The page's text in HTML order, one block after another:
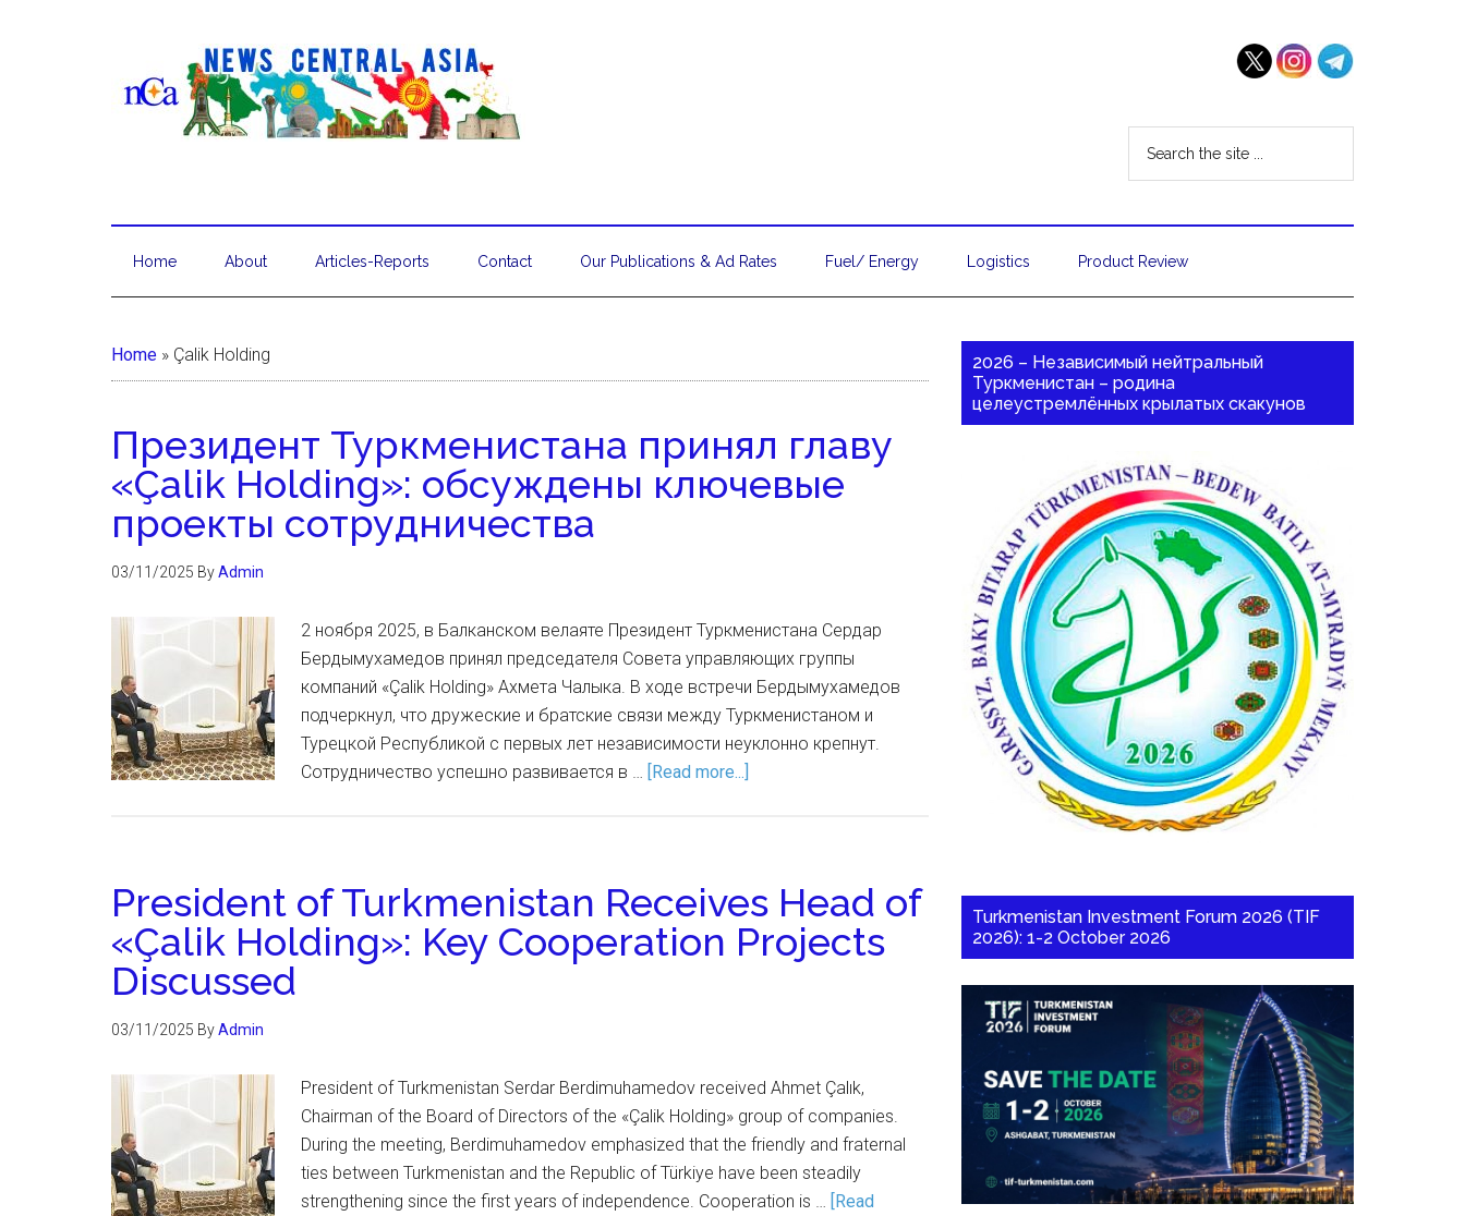
Home About Articles-Reports Contact Our Publications & Ad Rates Fuel/ Energy Logistics Product Review
Home » Çalik Holding
Президент Туркменистана принял главу
«Çalik Holding»: обсуждены ключевые
проекты сотрудничества
03/11/2025 ByAdmin
2 ноября 2025, в Балканском велаяте Президент Туркменистана Сердар
Бердымухамедов принял председателя Совета управляющих группы
компаний «Çalik Holding» Ахмета Чалыка. В ходе встречи Бердымухамедов
подчеркнул, что дружеские и братские связи между Туркменистаном и
Турецкой Республикой с первых лет независимости неуклонно крепнут.
Сотрудничество успешно развивается в … [Read more...]
President of Turkmenistan Receives Head of
«Çalik Holding»: Key Cooperation Projects
Discussed
03/11/2025 ByAdmin
President of Turkmenistan Serdar Berdimuhamedov received Ahmet Çalık,
Chairman of the Board of Directors of the «Çalik Holding» group of companies.
During the meeting, Berdimuhamedov emphasized that the friendly and fraternal
ties between Turkmenistan and the Republic of Türkiye have been steadily
strengthening since the first years of independence. Cooperation is … [Read
2026 – Независимый нейтральный
Туркменистан – родина
целеустремлённых крылатых скакунов
Turkmenistan Investment Forum 2026 (TIF
2026): 1-2 October 2026